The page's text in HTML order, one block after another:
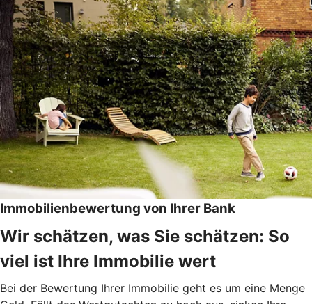
Immobilienbewertung von Ihrer Bank
Wir schätzen, was Sie schätzen: So
viel ist Ihre Immobilie wert
Bei der Bewertung Ihrer Immobilie geht es um eine Menge